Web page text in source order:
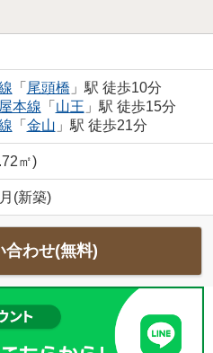
「 尾頭橋 」駅 徒歩10分
本線 「 山王 」駅 徒歩15分
「 金山 」駅 徒歩21分
㎡)
(新築)
合わせ(無料)